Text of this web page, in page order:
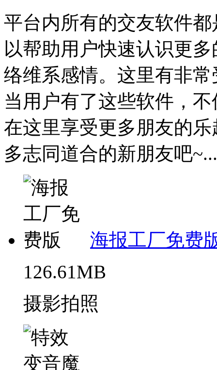
平台内所有的交友软件
以帮助用户快速认识更
络维系感情。这里有非
当用户有了这些软件，
在这里享受更多朋友的
多志同道合的新朋友吧~...
海报工厂免费
126.61MB
摄影拍照